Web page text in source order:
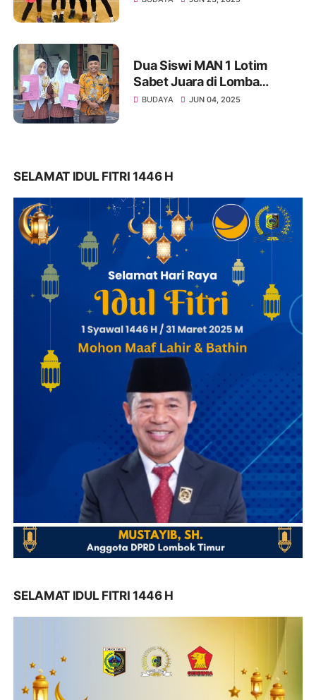
Dua Siswi MAN 1 Lotim
Sabet Juara di Lomba
Writing Opinion di
BUDAYA JUN 04, 2025
SELAMAT IDUL FITRI 1446 H
SELAMAT IDUL FITRI 1446 H